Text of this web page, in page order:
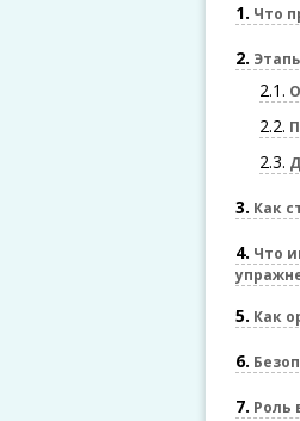
1 Что
2
2.1
2.2
2.3
3 Как
4 Что
5 Как
6
7 Роль